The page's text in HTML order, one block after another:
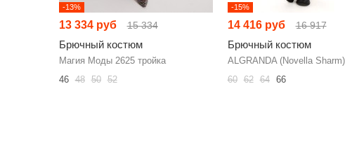
-13%
13 334 руб 15 334
Брючный костюм
Магия Моды 2625 тройка
46 48 50 52
-15%
14 416 руб 16 917
Брючный костюм
ALGRANDA (Novella
60 62 64 66